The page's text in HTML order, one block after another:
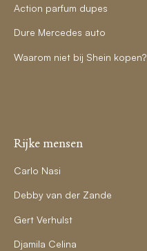
Action parfum dupes
Dure Mercedes auto
Waarom niet bij Shein kopen?
Rijke mensen
Carlo Nasi
Debby van der Zande
Gert Verhulst
Djamila Celina